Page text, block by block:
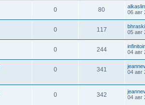
0 80
06 авг
0 117
05 авг
0 244
04 авг
0 341
04 авг
0 342
04 авг